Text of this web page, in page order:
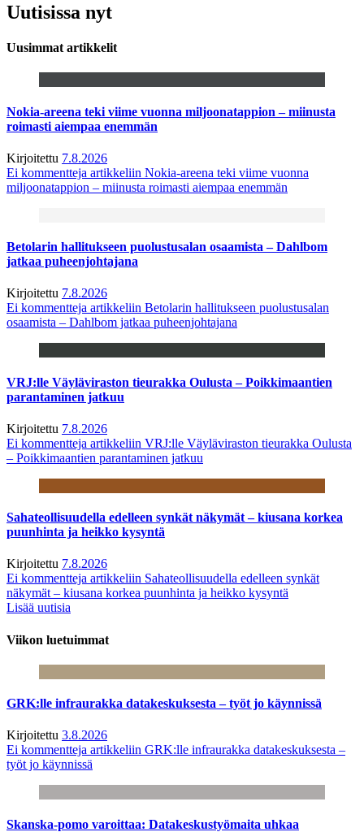
Uutisissa nyt
Uusimmat artikkelit
Nokia-areena teki viime vuonna miljoonatappion – miinusta
roimasti aiempaa enemmän
Kirjoitettu 7.8.2026
Ei kommentteja artikkeliin Nokia-areena teki viime vuonna
miljoonatappion – miinusta roimasti aiempaa enemmän
Betolarin hallitukseen puolustusalan osaamista – Dahlbom
jatkaa puheenjohtajana
Kirjoitettu 7.8.2026
Ei kommentteja artikkeliin Betolarin hallitukseen puolustusalan
osaamista – Dahlbom jatkaa puheenjohtajana
VRJ:lle Väyläviraston tieurakka Oulusta – Poikkimaantien
parantaminen jatkuu
Kirjoitettu 7.8.2026
Ei kommentteja artikkeliin VRJ:lle Väyläviraston tieurakka Oulusta
– Poikkimaantien parantaminen jatkuu
Sahateollisuudella edelleen synkät näkymät – kiusana korkea
puunhinta ja heikko kysyntä
Kirjoitettu 7.8.2026
Ei kommentteja artikkeliin Sahateollisuudella edelleen synkät
näkymät – kiusana korkea puunhinta ja heikko kysyntä
Lisää uutisia
Viikon luetuimmat
GRK:lle infraurakka datakeskuksesta – työt jo käynnissä
Kirjoitettu 3.8.2026
Ei kommentteja artikkeliin GRK:lle infraurakka datakeskuksesta –
työt jo käynnissä
Skanska-pomo varoittaa: Datakeskustyömaita uhkaa